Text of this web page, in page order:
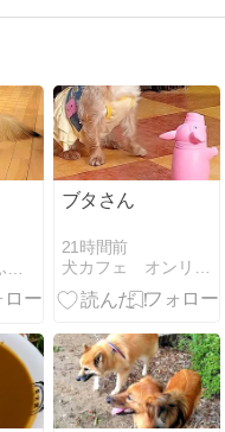
雑種犬「風愛(ふう)」のひとりごと
ブタさん
21時間前
犬カフェ オンリーわん